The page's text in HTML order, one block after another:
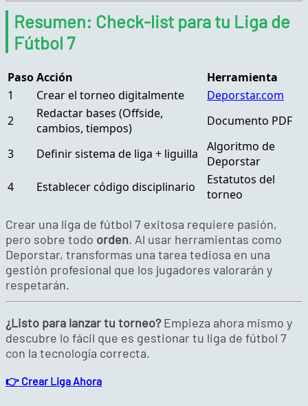
Resumen: Check-list para tu Liga de
Fútbol 7
PasoAcción
Herramienta
1
Crear el torneo digitalmente
Deporstar.com
2
Redactar bases (Offside,
cambios, tiempos)
Documento PDF
3 Definir sistema de liga + liguilla
Algoritmo de
Deporstar
4
Establecer código disciplinario
Estatutos del
torneo
Crear una liga de fútbol 7 exitosa requiere pasión,
pero sobre todo orden. Al usar herramientas como
Deporstar, transformas una tarea tediosa en una
gestión profesional que los jugadores valorarán y
respetarán.
¿Listo para lanzar tu torneo?Empieza ahora mismo y
descubre lo fácil que es gestionar tu liga de fútbol 7
con la tecnología correcta.
👉 Crear Liga Ahora